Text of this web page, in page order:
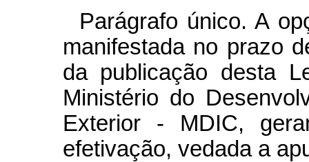
Parágrafo único. A
manifestada no prazo
da publicação desta
Ministério do
Exterior - MDIC,
efetivação, vedada a